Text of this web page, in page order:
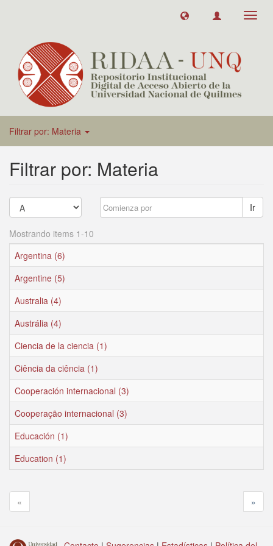
Filtrar por: Materia
Filtrar por: Materia
Ir
Mostrando items 1-10
Argentina (6)
Argentine (5)
Australia (4)
Austrália (4)
Ciencia de la ciencia (1)
Ciência da ciência (1)
Cooperación internacional (3)
Cooperação internacional (3)
Educación (1)
Education (1)
« »